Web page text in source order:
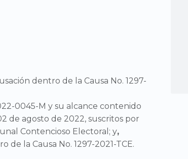
dentro de la Causa No. 1297-
0045-M y su alcance contenido
de agosto de 2022, suscritos por
Contencioso Electoral; y,
la Causa No. 1297-2021-TCE.